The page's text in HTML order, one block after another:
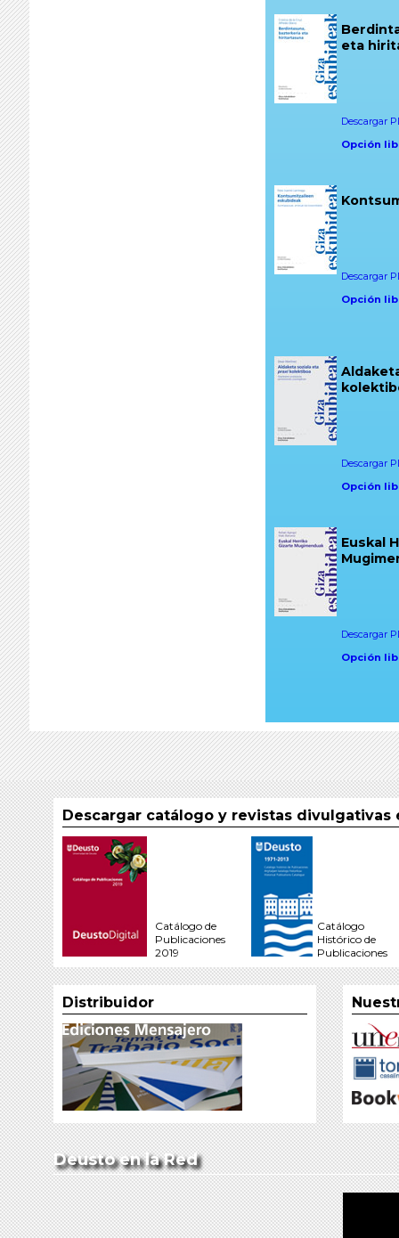
eta
Descargar
Opción
Descargar
Opción
Descargar
Opción
Euskal
Descargar
Opción
Descargar catálogo y revistas divulgativas
Catálogo de
Publicaciones
2019
Catálogo
Histórico de
Publicaciones
Distribuidor
Deusto en la Red